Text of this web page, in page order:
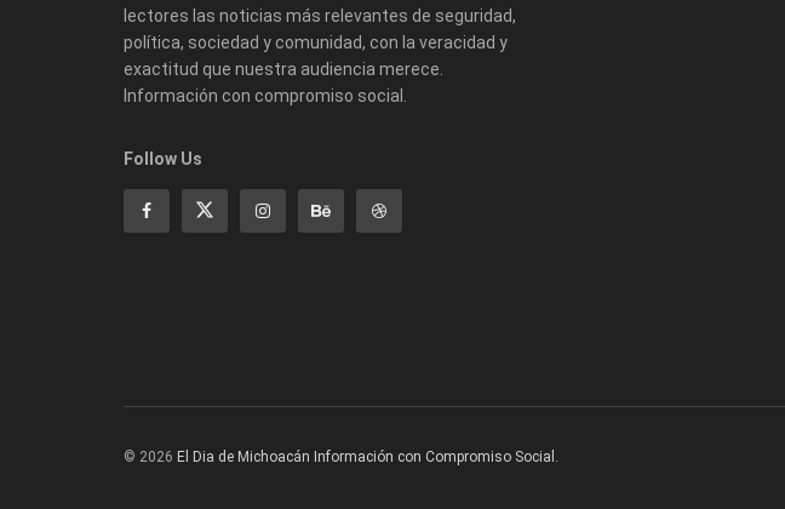
lectores las noticias más relevantes de seguridad,
política, sociedad y comunidad, con la veracidad y
exactitud que nuestra audiencia merece.
Información con compromiso social.
Follow Us
© 2026 El Dia de Michoacán Información con Compromiso Social.